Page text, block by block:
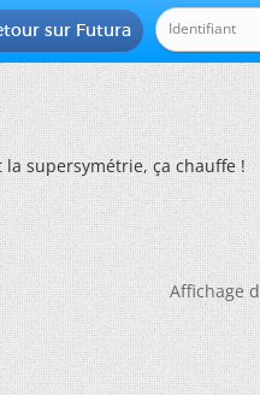
sur Futura
la supersymétrie, ça chauffe !
Affichage